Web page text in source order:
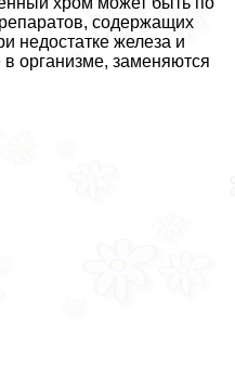
содержащих
недостатке железа и
организме, заменяются